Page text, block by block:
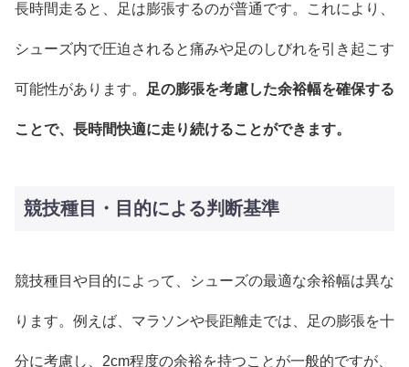
長時間走ると、足は膨張するのが普通です。これにより、
シューズ内で圧迫されると痛みや足のしびれを引き起こす
可能性があります。 足の膨張を考慮した余裕幅を確保する
ことで、長時間快適に走り続けることができます。
競技種目・目的による判断基準
競技種目や目的によって、シューズの最適な余裕幅は異な
ります。例えば、マラソンや長距離走では、足の膨張を十
分に考慮し、2cm程度の余裕を持つことが一般的ですが、